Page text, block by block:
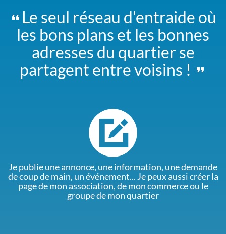
Le seul réseau d'entraide où
les bons plans et les bonnes
adresses du quartier se
partagent entre voisins !
Je publie une annonce, une information, une demande
de coup de main, un événement... Je peux aussi créer la
page de mon association, de mon commerce ou le
groupe de mon quartier